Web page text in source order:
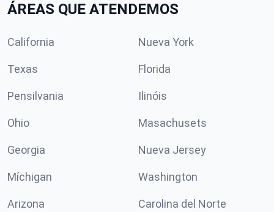
ÁREAS QUE ATENDEMOS
California Nueva York
Texas Florida
Pensilvania Ilinóis
Ohio Masachusets
Georgia Nueva Jersey
Míchigan Washington
Arizona Carolina del Norte